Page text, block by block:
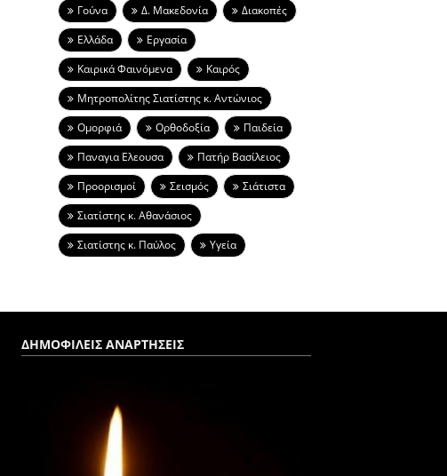
Γούνα
Δ. Μακεδονία
Διακοπές
Ελλάδα
Εργασία
Καιρικά Φαινόμενα
Καιρός
Μητροπολίτης Σιατίστης κ. Αντώνιος
Ομορφιά
Ορθοδοξία
Παιδεία
Παναγια Ελεουσα
Πατήρ Βασίλειος
Προορισμοί
Σεισμός
Σιάτιστα
Σιατίστης κ. Αθανάσιος
Σιατίστης κ. Παύλος
Υγεία
ΔΗΜΟΦΙΛΕΙΣ ΑΝΑΡΤΗΣΕΙΣ